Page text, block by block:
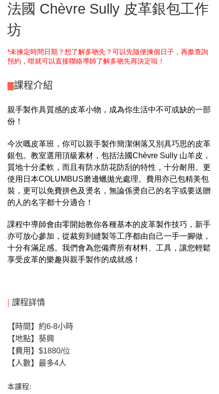
法國 Chèvre Sully 皮革銀包工作
坊
*未揀定時間日期？想了解多啲先？可以先隨便揀個日子，再撳查詢
預約，咁就可以直接聯絡導師了解多啲先再決定啦！
課程介紹
親手製作具質感的皮革小物，成為你生活中不可或缺的一部
份！
今次嘅皮革班，你可以親手製作簡潔俐落又別具巧思的皮革
銀包。教室選用頂級素材，包括法國Chèvre Sully 山羊皮，
質地十分柔軟，而且有防水防花防刮的特性，十分耐用。更
使用日本COLUMBUS磨邊蠟拋光處理。費用亦已包精美包
裝，更可以免費拼色及燙名，無論係燙自己的名字或要送贈
的人的名字都十分適合！
課程中導師會由零開始教你各種基本的皮革製作技巧，新手
亦可放心參加，從裁剪到縫製等工序都由自己一手一腳做，
十分有滿足感。 我們會為您備齊所有材料、工具，讓您輕鬆
享受皮革的樂趣與親手製作的成就感！
| 課程詳情
【時間】約6-8小時
【地點】葵興
【費用】 $1880/位
【人數】 最多4人
本課程: